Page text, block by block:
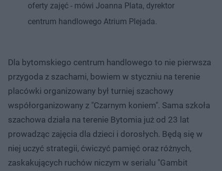
oferty zajęć - mówi Joanna Plata, dyrektor
centrum handlowego Atrium Plejada.
Dla bytomskiego centrum handlowego to nie pierwsza
przygoda z szachami, bowiem w styczniu na terenie
placówki organizowany był turniej szachowy
współorganizowany z "Czarnym koniem". Sama szkoła
szachowa działa na terenie Bytomia już od 23 lat
prowadząc zajęcia dla dzieci i dorosłych. Będą się w
niej uczyć strategii, ćwiczyć pamięć oraz różnych,
zaskakujących ruchów niczym w serialu "Gambit